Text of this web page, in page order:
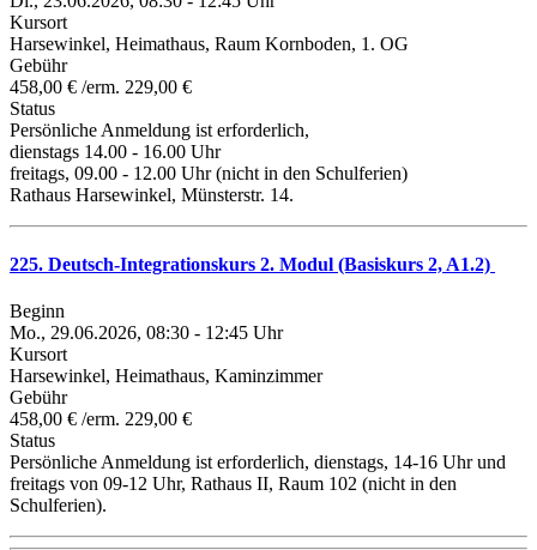
Kursort
Harsewinkel, Heimathaus, Raum Kornboden, 1. OG
Gebühr
458,00 € /erm. 229,00 €
Status
Persönliche Anmeldung ist erforderlich,
dienstags 14.00 - 16.00 Uhr
freitags, 09.00 - 12.00 Uhr (nicht in den Schulferien)
Rathaus Harsewinkel, Münsterstr. 14.
225. Deutsch-Integrationskurs 2. Modul (Basiskurs 2, A1.2)
Beginn
Mo., 29.06.2026, 08:30 - 12:45 Uhr
Kursort
Harsewinkel, Heimathaus, Kaminzimmer
Gebühr
458,00 € /erm. 229,00 €
Status
Persönliche Anmeldung ist erforderlich, dienstags, 14-16 Uhr und
freitags von 09-12 Uhr, Rathaus II, Raum 102 (nicht in den
Schulferien).